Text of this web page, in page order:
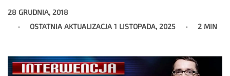
28 GRUDNIA, 2018
OSTATNIA AKTUALIZACJA1 LISTOPADA, 2025 2 MIN